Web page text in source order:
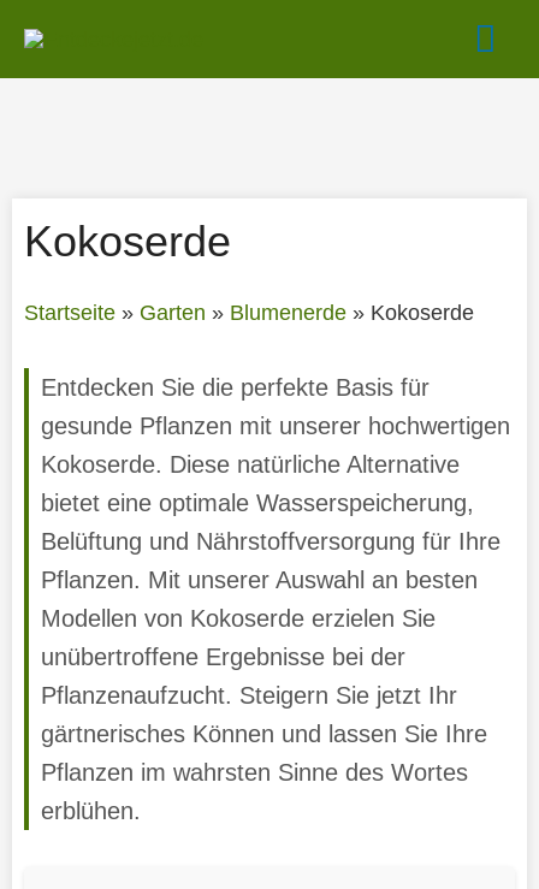
Inhalt
springen
Kokoserde
Startseite» Garten » Blumenerde» Kokoserde
Entdecken Sie die perfekte Basis für
gesunde Pflanzen mit unserer hochwertigen
Kokoserde. Diese natürliche Alternative
bietet eine optimale Wasserspeicherung,
Belüftung und Nährstoffversorgung für Ihre
Pflanzen. Mit unserer Auswahl an besten
Modellen von Kokoserde erzielen Sie
unübertroffene Ergebnisse bei der
Pflanzenaufzucht. Steigern Sie jetzt Ihr
gärtnerisches Können und lassen Sie Ihre
Pflanzen im wahrsten Sinne des Wortes
erblühen.